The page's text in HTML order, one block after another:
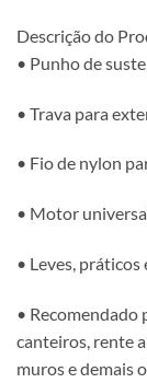
Descrição do
• Punho de
• Trava para
• Fio de nylon
• Motor
• Leves, práticos
• Recomendado
canteiros, rente
muros e demais